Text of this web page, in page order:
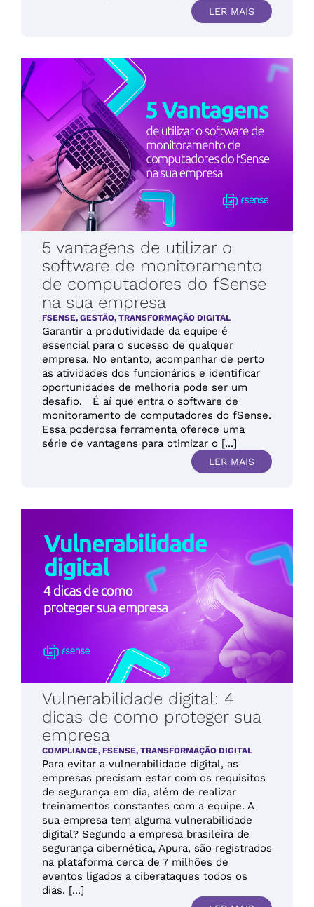
LER MAIS
5 vantagens de utilizar o
software de monitoramento
de computadores do fSense
na sua empresa
FSENSE, GESTÃO, TRANSFORMAÇÃO DIGITAL
Garantir a produtividade da equipe é
essencial para o sucesso de qualquer
empresa. No entanto, acompanhar de perto
as atividades dos funcionários e identificar
oportunidades de melhoria pode ser um
desafio. É aí que entra o software de
monitoramento de computadores do fSense.
Essa poderosa ferramenta oferece uma
série de vantagens para otimizar o [...]
LER MAIS
Vulnerabilidade digital: 4
dicas de como proteger sua
empresa
COMPLIANCE, FSENSE, TRANSFORMAÇÃO DIGITAL
Para evitar a vulnerabilidade digital, as
empresas precisam estar com os requisitos
de segurança em dia, além de realizar
treinamentos constantes com a equipe. A
sua empresa tem alguma vulnerabilidade
digital? Segundo a empresa brasileira de
segurança cibernética, Apura, são registrados
na plataforma cerca de 7 milhões de
eventos ligados a ciberataques todos os
dias. [...]